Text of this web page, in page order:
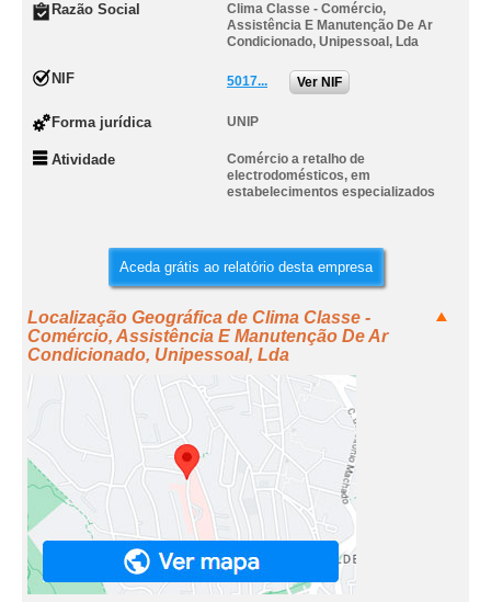
Razão Social
Clima Classe - Comércio,
Assistência E Manutenção De Ar
Condicionado, Unipessoal, Lda
NIF 5017... Ver NIF
Forma jurídica UNIP
Atividade
Comércio a retalho de
electrodomésticos, em
estabelecimentos especializados
Aceda grátis ao relatório desta empresa
Localização Geográfica de Clima Classe -
Comércio, Assistência E Manutenção De Ar
Condicionado, Unipessoal, Lda